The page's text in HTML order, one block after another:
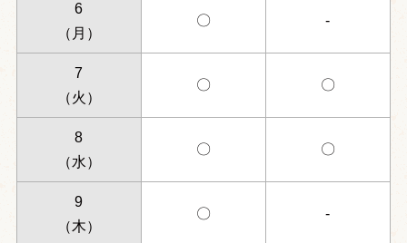
6
（月）
〇 -
7
（火）
〇 〇
8
（水）
〇 〇
9
（木）
〇 -